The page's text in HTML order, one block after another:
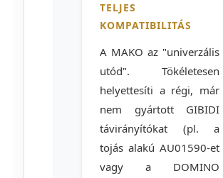
TELJES
KOMPATIBILITÁS
A MAKO az "univerzális
utód". Tökéletesen
helyettesíti a régi, már
nem gyártott GIBIDI
távirányítókat (pl. a
tojás alakú AU01590-et
vagy a DOMINO